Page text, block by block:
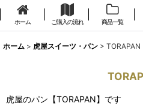
ホーム ご購入の流れ 商品一覧
ホーム > 虎屋スイーツ・パン > TORAPAN
虎屋のパン【TORAPAN】です